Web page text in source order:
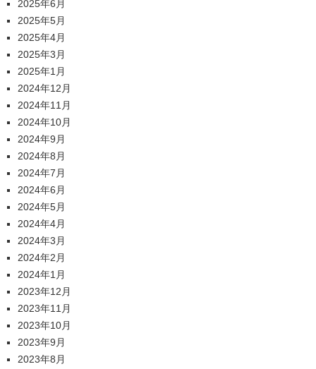
2025年6月
2025年5月
2025年4月
2025年3月
2025年1月
2024年12月
2024年11月
2024年10月
2024年9月
2024年8月
2024年7月
2024年6月
2024年5月
2024年4月
2024年3月
2024年2月
2024年1月
2023年12月
2023年11月
2023年10月
2023年9月
2023年8月